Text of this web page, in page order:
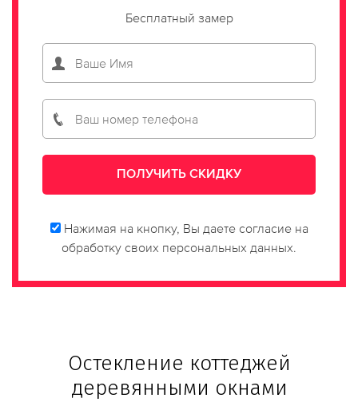
Бесплатный замер
Нажимая на кнопку, Вы даете согласие на
обработку своих персональных данных.
Остекление коттеджей
деревянными окнами